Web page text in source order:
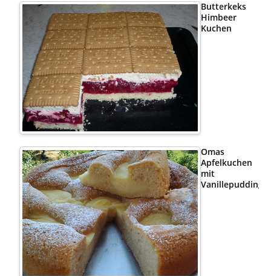
Butterkeks
Himbeer
Kuchen
Omas
Apfelkuchen
mit
Vanillepudding